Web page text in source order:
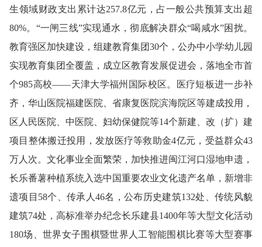
生领域财政支出累计达257.8亿元，占一般公共预算支出超
80%。“一闸三线”实现通水，彻底解决群众“喝咸水”困扰。
教育强区加快建设，组建教育集团30个，公办中小学幼儿园
实现教育集团全覆盖，成立区教育发展促进会，落地全市首
个985高校——天津大学福州国际校区。医疗短板进一步补
齐，华山医院福建医院、省康复医院滨海院区等建成投用，
区人民医院、中医院、妇幼保健院等14个新建、改（扩）建
项目整体搬迁投用，发放医疗等救助金4亿元，受益群众43
万人次。文化事业全面繁荣，加快推进闽江河口湿地申遗，
长乐番薯种植系统入选中国重要农业文化遗产名单，新增非
遗项目58个、传承人46名，公布历史建筑132处、传统风貌
建筑74处，高标准举办纪念长乐建县1400年等大型文化活动
180场、世界女子围棋暨世界人工智能围棋比赛等大型赛事